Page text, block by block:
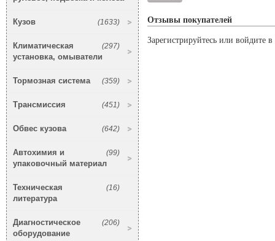
(1633)
Кузов
(297)
Климатическая
установка, омыватели
(359)
Тормозная система
(451)
Трансмиссия
(642)
Обвес кузова
(99)
Автохимия и
упаковочный материал
(16)
Техническая
литература
(206)
Диагностическое
оборудование
Отзывы покупателей
Зарегистрируйтесь или войдите